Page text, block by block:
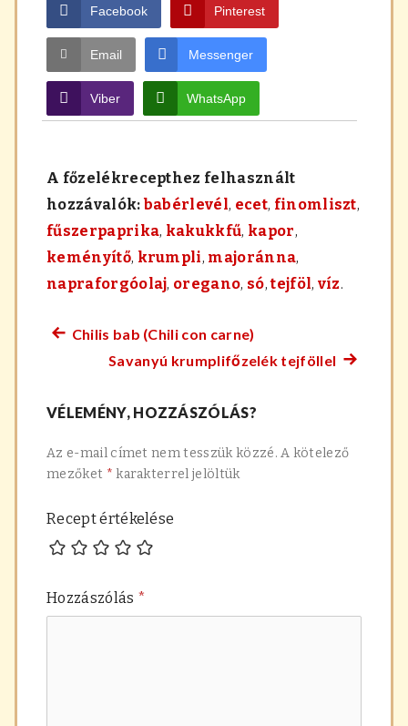
Facebook Pinterest
Email Messenger
Viber WhatsApp
A főzelékrecepthez felhasznált
hozzávalók: babérlevél, ecet, finomliszt,
fűszerpaprika, kakukkfű, kapor,
keményítő, krumpli, majoránna,
napraforgóolaj, oregano, só,tejföl, víz.
Bejegyzés
Előző
főzelék
Chilis bab (Chili con carne)
Savanyú krumplifőzelék tejföllel
VÉLEMÉNY, HOZZÁSZÓLÁS?
Az e-mail címet nem tesszük közzé. A kötelező
mezőket * karakterrel jelöltük
Recept értékelése
Hozzászólás *